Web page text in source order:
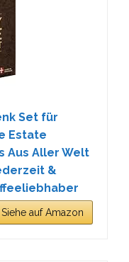
Set für
Estate
Aus Aller Welt
&
Siehe auf Amazon